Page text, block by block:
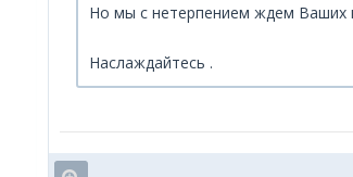
Но мы с нетерпением ждем Ваших
Наслаждайтесь .